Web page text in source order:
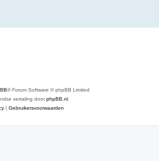
® Forum Software © phpBB Limited
vertaling doorphpBB.nl
| Gebruikersvoorwaarden